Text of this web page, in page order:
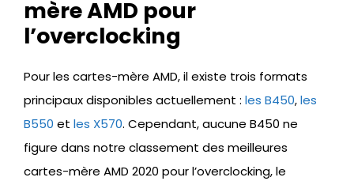
mère AMD pour
l’overclocking
Pour les cartes-mère AMD, il existe trois formats
principaux disponibles actuellement : les B450,les
B550 et les X570. Cependant, aucune B450 ne
figure dans notre classement des meilleures
cartes-mère AMD 2020 pour l’overclocking, le